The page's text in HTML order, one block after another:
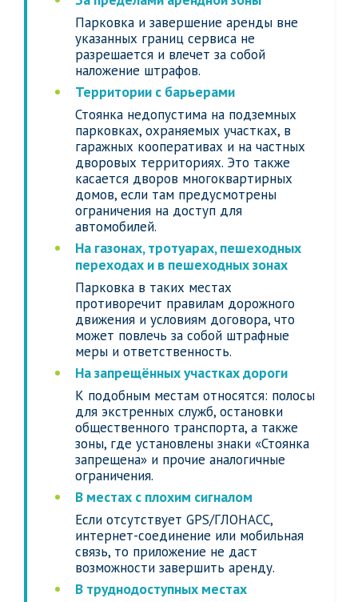
Парковка и завершение аренды вне
указанных границ сервиса не
разрешается и влечет за собой
наложение штрафов.
Территории с барьерами
Стоянка недопустима на подземных
парковках, охраняемых участках, в
гаражных кооперативах и на частных
дворовых территориях. Это также
касается дворов многоквартирных
домов, если там предусмотрены
ограничения на доступ для
автомобилей.
На газонах, тротуарах, пешеходных
переходах и в пешеходных зонах
Парковка в таких местах
противоречит правилам дорожного
движения и условиям договора, что
может повлечь за собой штрафные
меры и ответственность.
На запрещённых участках дороги
К подобным местам относятся: полосы
для экстренных служб, остановки
общественного транспорта, а также
зоны, где установлены знаки «Стоянка
запрещена» и прочие аналогичные
ограничения.
В местах с плохим сигналом
Если отсутствует GPS/ГЛОНАСС,
интернет-соединение или мобильная
связь, то приложение не даст
возможности завершить аренду.
В труднодоступных местах